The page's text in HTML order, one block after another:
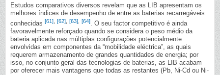
Estudos comparativos diversos revelam que as LIB apresentam os
melhores índices de desempenho de entre as baterias recarregáveis
conhecidas [61] [62] [63] [64]. O seu factor competitivo é ainda
favoravelmente reforçado quando se considera o peso médio da
bateria aplicada nas múltiplas configurações potencialmente
envolvidas em componentes da “mobilidade eléctrica”, as quais
requerem armazenamento de grandes quantidades de energia; por
isso, no conjunto geral das tecnologias de baterias, as LIB acabam
por oferecer mais vantagens que todas as restantes (Pb, Ni-Cd ou Ni-